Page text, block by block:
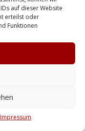
auf dieser Website
erteilst oder
Funktionen
Impressum
auch an
Sicherheit
zu
sind
nicht
Ihre